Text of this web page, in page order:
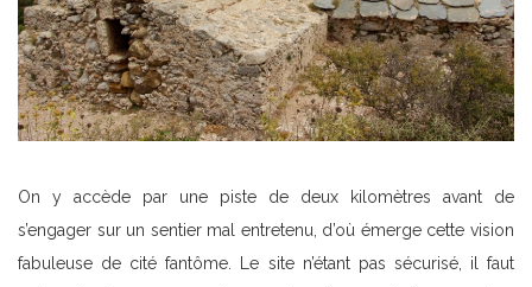
On y accède par une piste de deux kilomètres avant de
s’engager sur un sentier mal entretenu, d’où émerge cette vision
fabuleuse de cité fantôme. Le site n’étant pas sécurisé, il faut